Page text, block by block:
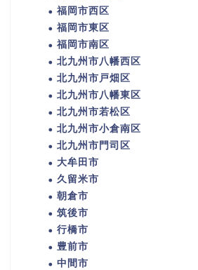
福岡市西区
福岡市東区
福岡市南区
北九州市八幡西区
北九州市戸畑区
北九州市八幡東区
北九州市若松区
北九州市小倉南区
北九州市門司区
大牟田市
久留米市
朝倉市
筑後市
行橋市
豊前市
中間市